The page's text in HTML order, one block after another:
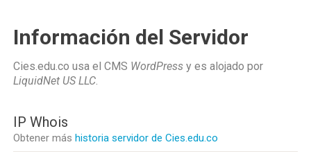
Información del Servidor
Cies.edu.co usa el CMS WordPress y es alojado por
LiquidNet US LLC.
IP Whois
Obtener más historia servidor de Cies.edu.co